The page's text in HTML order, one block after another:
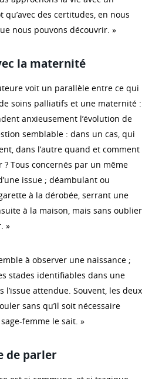
des certitudes, en nous
nous pouvons découvrir. »
la maternité
voit un parallèle entre ce qui
soins palliatifs et une maternité :
anxieusement l’évolution de
semblable : dans un cas, qui
dans l’autre quand et comment
Tous concernés par un même
issue ; déambulant ou
à la dérobée, serrant une
à la maison, mais sans oublier
»
à observer une naissance ;
stades identifiables dans une
l’issue attendue. Souvent, les deux
sans qu’il soit nécessaire
femme le sait. »
de parler